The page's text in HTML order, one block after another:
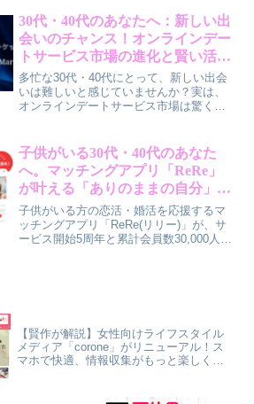
に入るイベントが開催されます。忙しい
日常に、新しいキャラクターとの出会い
やパズルゲームの爽快感で、ちょっとし
た癒しと刺激を見つけてみませんか。
30代・40代のあなたへ：新しい出
会いのチャンス！オンラインデー
トサービス市場の進化と賢い活用
法
多忙な30代・40代にとって、新しい出会
いは難しいと感じていませんか？実は、
オンラインデートサービス市場は驚くほ
この記事では、賢作が最新の市場動向と
賢い活用法を解説します。
子供がいる30代・40代のあなた
へ。マッチングアプリ「ReRe」
が叶える「ありのままの自分」で
出会う喜び
子供がいる方の恋活・婚活を応援するマ
ッチングアプリ「ReRe(リリー)」が、サ
ービス開始5周年と累計会員数30,000人突
【賢作が解説】女性向けライフスタイル
メディア「corone」がリニューアル！ス
マホで快適、情報収集がもっと楽しくな